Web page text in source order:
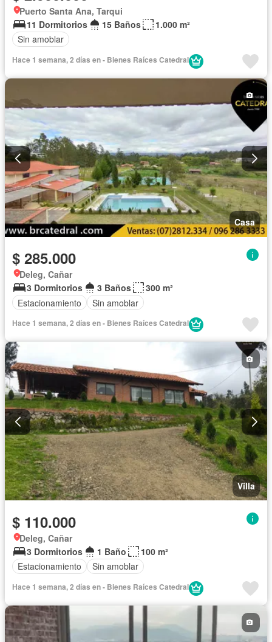
Puerto Santa Ana, Tarqui
11 Dormitorios
15 Baños
1.000 m²
Sin amoblar
Hace 1 semana, 2 días en - Bienes Raíces Catedral
Casa
$ 285.000
Deleg, Cañar
3 Dormitorios
3 Baños
300 m²
Estacionamiento
Sin amoblar
Hace 1 semana, 2 días en - Bienes Raíces Catedral
Villa
$ 110.000
Deleg, Cañar
3 Dormitorios
1 Baño
100 m²
Estacionamiento
Sin amoblar
Hace 1 semana, 2 días en - Bienes Raíces Catedral